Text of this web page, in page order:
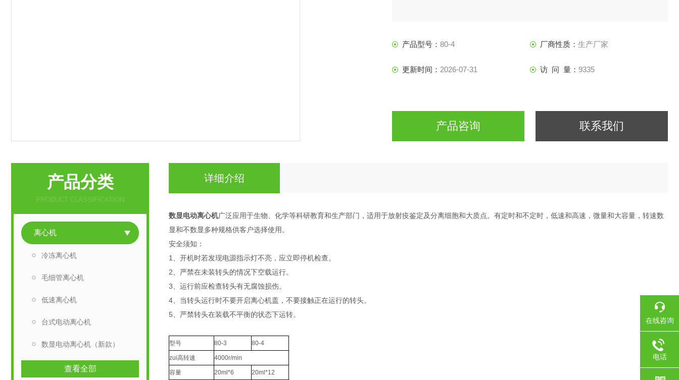
产品型号： 80-4 厂商性质： 生产厂家
更新时间： 2026-07-31 访 问 量： 9335
产品咨询 联系我们
产品分类
PRODUCT CLASSIFICATION
离心机
冷冻离心机
毛细管离心机
低速离心机
台式电动离心机
数显电动离心机（新款）
查看全部
详细介绍
数显电动离心机广泛应用于生物、化学等科研教育和生产部门，适用于放射疫鉴定及分离细胞和大质点。有定时和不定时，低速和高速，微量和大容量，转速数
显和不数显多种规格供客户选择使用。
安全须知：
1、开机时若发现电源指示灯不亮，应立即停机检查。
2、严禁在未装转头的情况下空载运行。
3、运行前应检查转头有无腐蚀损伤。
4、当转头运行时不要开启离心机盖，不要接触正在运行的转头。
5、严禁转头在装载不平衡的状态下运转。
型号 80-3 80-4
zui高转速 4000r/min
容量 20ml*6 20ml*12
在线咨询
电话